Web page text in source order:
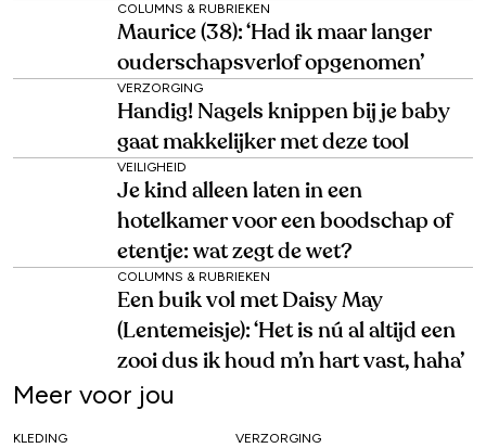
COLUMNS & RUBRIEKEN
Maurice (38): ‘Had ik maar langer
ouderschapsverlof opgenomen’
VERZORGING
Handig! Nagels knippen bij je baby
gaat makkelijker met deze tool
VEILIGHEID
Je kind alleen laten in een
hotelkamer voor een boodschap of
etentje: wat zegt de wet?
COLUMNS & RUBRIEKEN
Een buik vol met Daisy May
(Lentemeisje): ‘Het is nú al altijd een
zooi dus ik houd m’n hart vast, haha’
Meer voor jou
KLEDING VERZORGING